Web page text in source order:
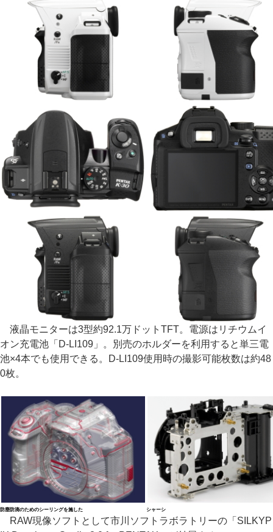
液晶モニターは3型約92.1万ドットTFT。電源はリチウムイ
オン充電池「D-LI109」。別売のホルダーを利用すると単三電
池×4本でも使用できる。D-LI109使用時の撮影可能枚数は約48
0枚。
防塵防滴のためのシーリングを施した シャーシ
RAW現像ソフトとして市川ソフトラボラトリーの「SILKYP